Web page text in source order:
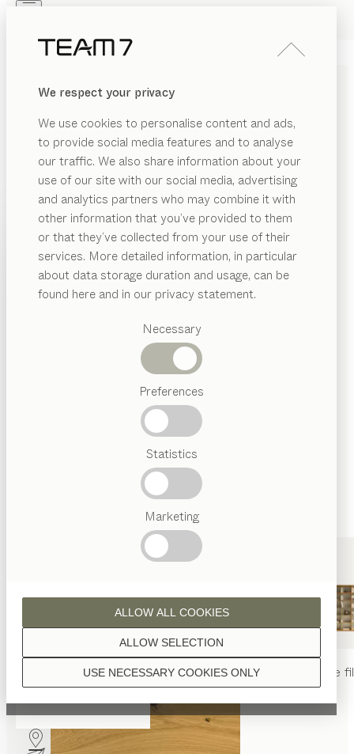
We respect your privacy
We use cookies to personalise content and ads,
to provide social media features and to analyse
our traffic. We also share information about your
use of our site with our social media, advertising
and analytics partners who may combine it with
other information that you’ve provided to them
or that they’ve collected from your use of their
services. More detailed information, in particular
about data storage duration and usage, can be
found here and in our privacy statement.
Necessary
Preferences
Statistics
Marketing
USE NECESSARY COOKIES ONLY
ALLOW SELECTION
ALLOW ALL COOKIES
PRODUITS
INSPIRATION
REVENDEUR
Catégories
suggérées
Artisanat
Autrichien
tablenya chaisenya rayonnage
PRODUITS
INSPIRATION
QUI SOMMES-NOUS
REVENDEUR
TABLEtak
Jacob Strobel
Le design de tak associe harmonieusement la sobriété
et l’élégance. Les contrastes organiques et les formes
cubiques. Cette table d’une beauté résolument ténue
est équipée d’une rallonge innovante.
CONFIGURER
ESSENCES DE BOIS
Sauf stipulation contraire, toutes les surfaces en bois
sont traitées à l’huile naturelle.